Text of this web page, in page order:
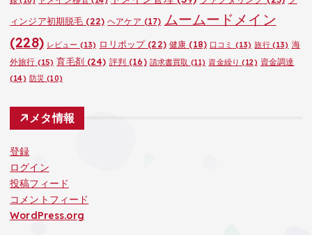
ィンジア初期脱毛 (22) ヘアケア (17) ムームードメイン
(228) レビュー (13) ロリポップ(22) 健康 (18) 口コミ (13) 旅行(13) 海
外旅行 (15) 育毛剤(24) 評判 (16) 請求書買取 (11) 資金繰り (12) 資金調達
(14) 防災 (10)
メタ情報
登録
ログイン
投稿フィード
コメントフィード
WordPress.org